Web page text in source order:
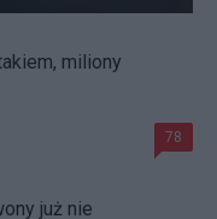
miliony
78
już nie